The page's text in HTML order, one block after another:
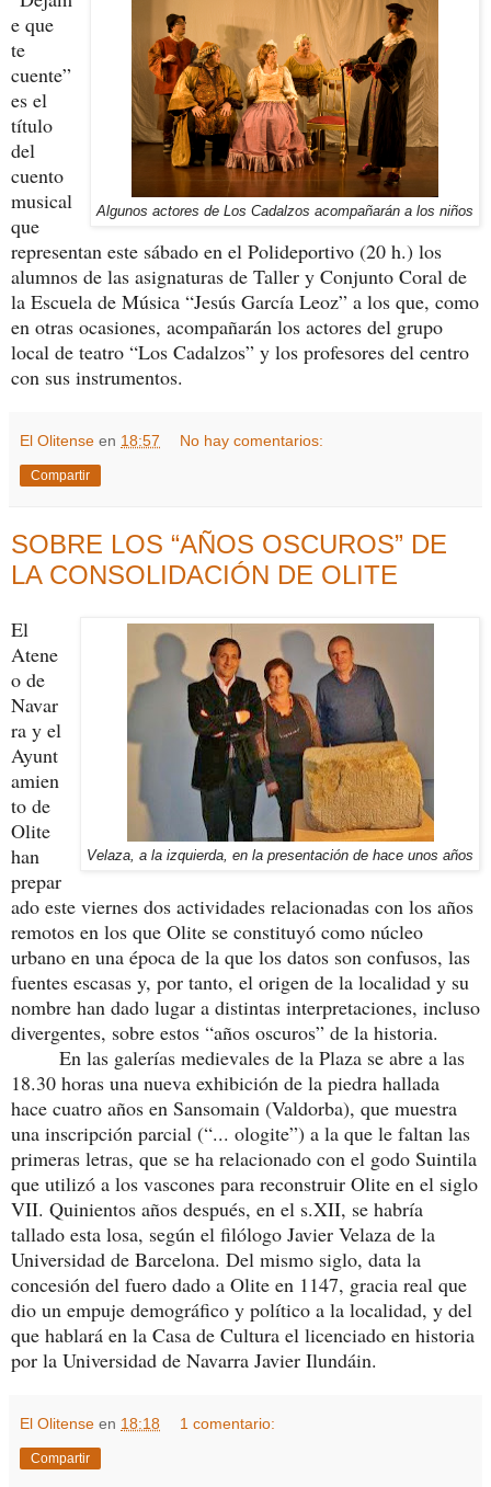
Algunos actores de Los Cadalzos acompañarán a los niños
e que
te
cuente”
es el
título
del
cuento
musical
que
representan este sábado en el Polideportivo (20 h.) los
alumnos de las asignaturas de Taller y Conjunto Coral de
la Escuela de Música “Jesús García Leoz” a los que, como
en otras ocasiones, acompañarán los actores del grupo
local de teatro “Los Cadalzos” y los profesores del centro
con sus instrumentos.
El Olitense en 18:57 No hay comentarios:
Compartir
SOBRE LOS “AÑOS OSCUROS” DE
LA CONSOLIDACIÓN DE OLITE
Velaza, a la izquierda, en la presentación de hace unos años
El
Atene
o de
Navar
ra y el
Ayunt
amien
to de
Olite
han
prepar
ado este viernes dos actividades relacionadas con los años
remotos en los que Olite se constituyó como núcleo
urbano en una época de la que los datos son confusos, las
fuentes escasas y, por tanto, el origen de la localidad y su
nombre han dado lugar a distintas interpretaciones, incluso
divergentes, sobre estos “años oscuros” de la historia.
En las galerías medievales de la Plaza se abre a las
18.30 horas una nueva exhibición de la piedra hallada
hace cuatro años en Sansomain (Valdorba), que muestra
una inscripción parcial (“... ologite”) a la que le faltan las
primeras letras, que se ha relacionado con el godo Suintila
que utilizó a los vascones para reconstruir Olite en el siglo
VII. Quinientos años después, en el s.XII, se habría
tallado esta losa, según el filólogo Javier Velaza de la
Universidad de Barcelona. Del mismo siglo, data la
concesión del fuero dado a Olite en 1147, gracia real que
dio un empuje demográfico y político a la localidad, y del
que hablará en la Casa de Cultura el licenciado en historia
por la Universidad de Navarra Javier Ilundáin.
El Olitense en 18:18 1 comentario:
Compartir